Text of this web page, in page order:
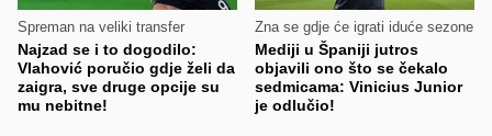
Spreman na veliki transfer
Najzad se i to dogodilo:
Vlahović poručio gdje želi da
zaigra, sve druge opcije su
mu nebitne!
Zna se gdje će igrati iduće sezone
Mediji u Španiji jutros
objavili ono što se čekalo
sedmicama: Vinicius Junior
je odlučio!